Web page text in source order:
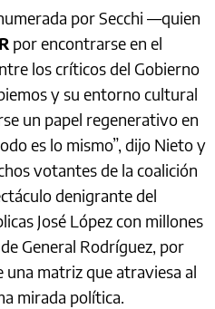
por Secchi —quien
por encontrarse en el
los críticos del Gobierno
y su entorno cultural
un papel regenerativo en
es lo mismo”, dijo Nieto y
votantes de la coalición
denigrante del
José López con millones
General Rodríguez, por
una matriz que atraviesa al
mirada política.